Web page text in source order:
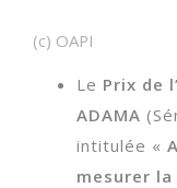
(c) OAPI
Le Prix de
ADAMA
intitulée «
mesurer